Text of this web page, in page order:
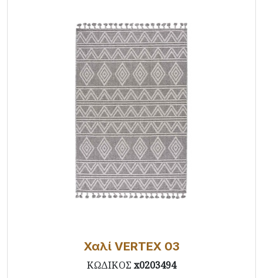
Χαλί VERTEX 03
ΚΩΔΙΚΟΣ x0203494